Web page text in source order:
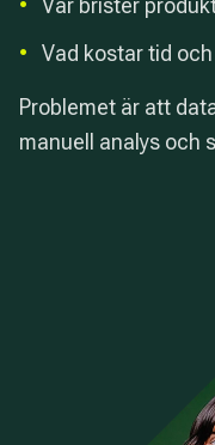
•
Vad kostar tid
Problemet är att
manuell analys och